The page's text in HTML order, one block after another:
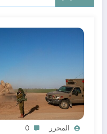
المحرر 0